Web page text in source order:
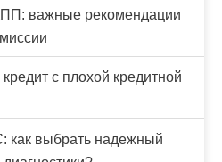
важные рекомендации
с плохой кредитной
как выбрать надежный